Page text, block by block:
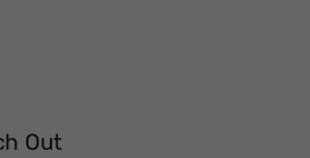
Out